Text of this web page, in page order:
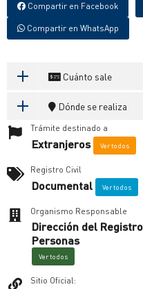
Compartir en Facebook
Compartir en WhatsApp
Cuánto sale
Dónde se realiza
Trámite destinado a
Extranjeros Ver todos
Registro Civil
Documental Ver todos
Organismo Responsable
Dirección del
Personas
Ver todos
Sitio Oficial: